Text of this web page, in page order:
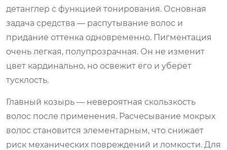
детанглер с функцией тонирования. Основная
задача средства — распутывание волос и
придание оттенка одновременно. Пигментация
очень легкая, полупрозрачная. Он не изменит
цвет кардинально, но освежит его и уберет
тусклость.
Главный козырь — невероятная скользкость
волос после применения. Расчесывание мокрых
волос становится элементарным, что снижает
риск механических повреждений и ломкости. Для